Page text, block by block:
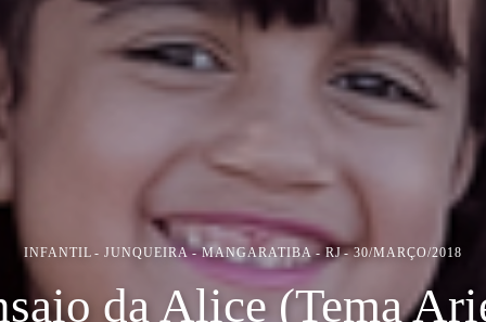
INFANTIL JUNQUEIRA - MANGARATIBA - RJ 30/MARÇO/2018
da Alice (Tema